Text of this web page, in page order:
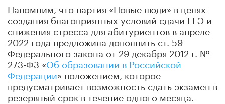
Напомним, что партия «Новые люди» в целях
создания благоприятных условий сдачи ЕГЭ и
снижения стресса для абитуриентов в апреле
2022 года предложила дополнить ст. 59
Федерального закона от 29 декабря 2012 г. №
273-ФЗ «Об образовании в Российской
Федерации» положением, которое
предусматривает возможность сдать экзамен в
резервный срок в течение одного месяца.